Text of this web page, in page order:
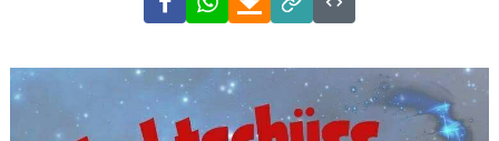
Link
Code